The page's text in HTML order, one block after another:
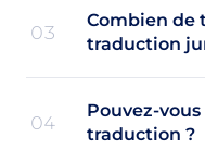
03
Combien de
traduction
04
Pouvez-
traduction ?